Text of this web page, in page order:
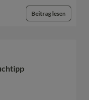
Beitrag lesen